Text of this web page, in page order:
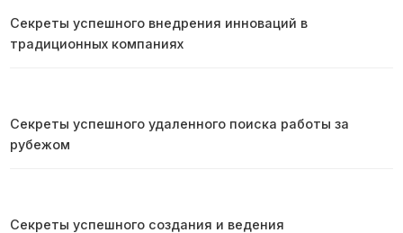
Секреты успешного внедрения инноваций в
традиционных компаниях
Секреты успешного удаленного поиска работы за
рубежом
Секреты успешного создания и ведения